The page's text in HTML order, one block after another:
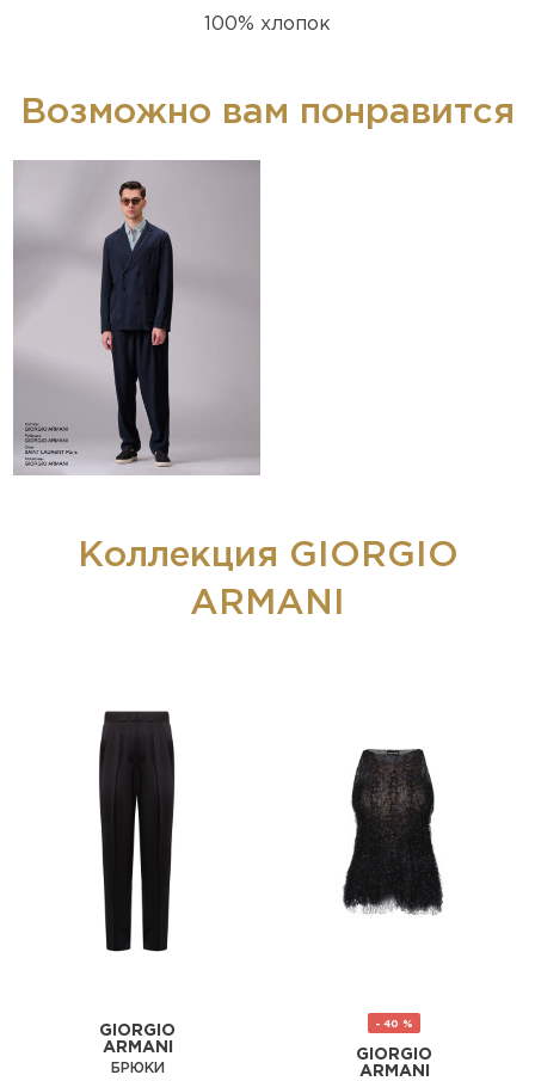
100% хлопок
Возможно вам понравится
Коллекция GIORGIO
ARMANI
GIORGIO
ARMANI
БРЮКИ
- 40 %
GIORGIO
ARMANI